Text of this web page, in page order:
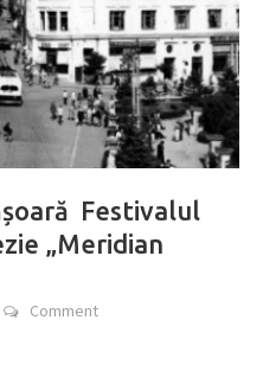
Festivalul
„Meridian
Comment